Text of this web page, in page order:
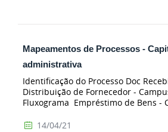
Mapeamentos de Processos -
administrativa
Identificação do Processo Doc
Distribuição de Fornecedor -
Fluxograma Empréstimo de Bens -
14/04/21